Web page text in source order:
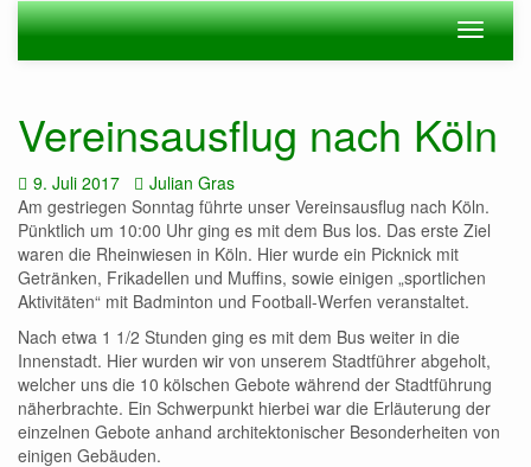
Zum
Hauptinhalt
springen
Navigation
ein-/
Vereinsausflug nach Köln
Datum:
9. Juli 2017 Autor:
Julian Gras
Am gestriegen Sonntag führte unser Vereinsausflug nach Köln.
Pünktlich um 10:00 Uhr ging es mit dem Bus los. Das erste Ziel
waren die Rheinwiesen in Köln. Hier wurde ein Picknick mit
Getränken, Frikadellen und Muffins, sowie einigen „sportlichen
Aktivitäten“ mit Badminton und Football-Werfen veranstaltet.
Nach etwa 1 1/2 Stunden ging es mit dem Bus weiter in die
Innenstadt. Hier wurden wir von unserem Stadtführer abgeholt,
welcher uns die 10 kölschen Gebote während der Stadtführung
näherbrachte. Ein Schwerpunkt hierbei war die Erläuterung der
einzelnen Gebote anhand architektonischer Besonderheiten von
einigen Gebäuden.